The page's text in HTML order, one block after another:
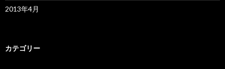
2013年4月
カテゴリー